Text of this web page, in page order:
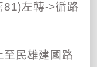
81)左轉->循路
至民雄建國路